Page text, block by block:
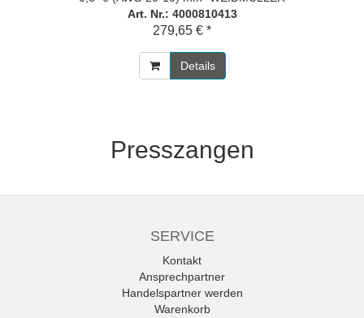
Art. Nr.: 4000810413
279,65 € *
Details
Presszangen
SERVICE
Kontakt
Ansprechpartner
Handelspartner werden
Warenkorb